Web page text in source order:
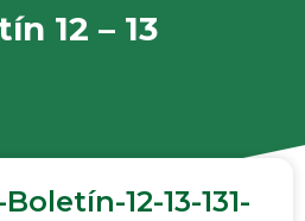
12 – 13
12-13-131-